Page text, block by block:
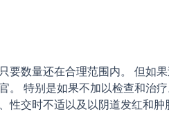
数量还在合理范围内。 但如果
特别是如果不加以检查和治疗
交时不适以及以阴道发红和肿